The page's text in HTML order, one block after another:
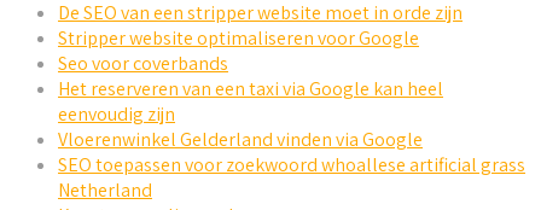
De SEO van een stripper website moet in orde zijn
Stripper website optimaliseren voor Google
Seo voor coverbands
Het reserveren van een taxi via Google kan heel
eenvoudig zijn
Vloerenwinkel Gelderland vinden via Google
SEO toepassen voor zoekwoord whoallese artificial grass
Netherland